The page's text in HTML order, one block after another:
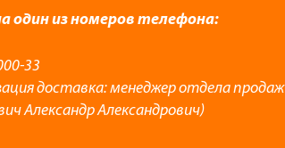
один из номеров телефона:
33
доставка: менеджер отдела продаж
Александр Александрович)